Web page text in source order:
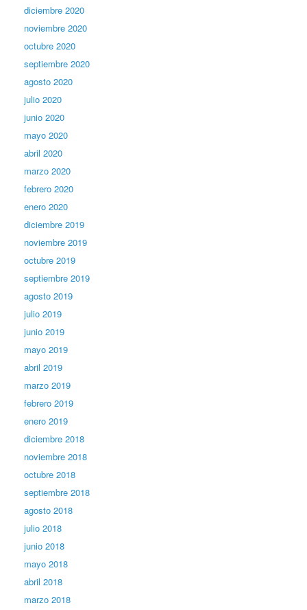
diciembre 2020
noviembre 2020
octubre 2020
septiembre 2020
agosto 2020
julio 2020
junio 2020
mayo 2020
abril 2020
marzo 2020
febrero 2020
enero 2020
diciembre 2019
noviembre 2019
octubre 2019
septiembre 2019
agosto 2019
julio 2019
junio 2019
mayo 2019
abril 2019
marzo 2019
febrero 2019
enero 2019
diciembre 2018
noviembre 2018
octubre 2018
septiembre 2018
agosto 2018
julio 2018
junio 2018
mayo 2018
abril 2018
marzo 2018